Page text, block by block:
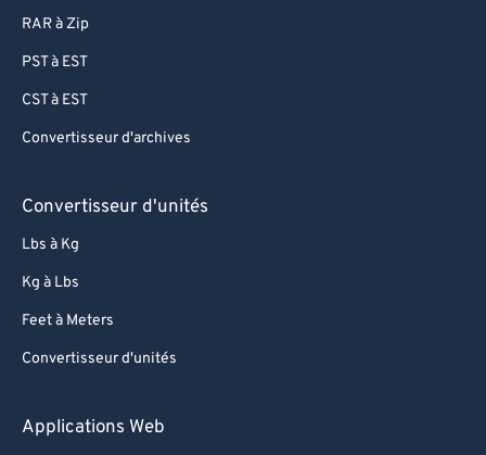
RAR à Zip
PST à EST
CST à EST
Convertisseur d'archives
Convertisseur d'unités
Lbs à Kg
Kg à Lbs
Feet à Meters
Convertisseur d'unités
Applications Web